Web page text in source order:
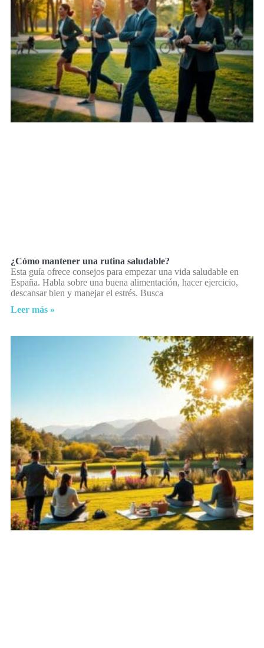
¿Cómo mantener una rutina saludable?
Esta guía ofrece consejos para empezar una vida saludable en
España. Habla sobre una buena alimentación, hacer ejercicio,
descansar bien y manejar el estrés. Busca
Leer más »